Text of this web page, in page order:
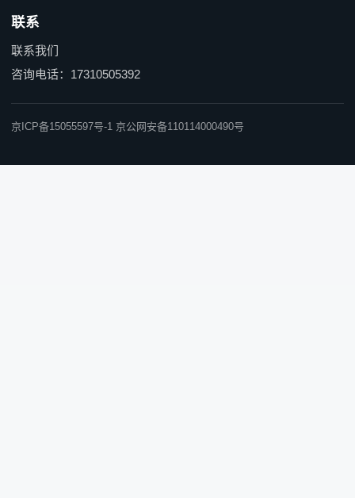
联系
联系我们
咨询电话：17310505392
京ICP备15055597号-1 京公网安备110114000490号